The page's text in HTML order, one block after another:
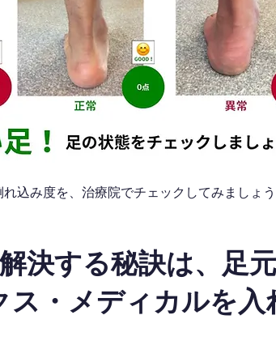
込み度を、治療院でチェックしてみましょ
決する秘訣は、足
・メディカルを入